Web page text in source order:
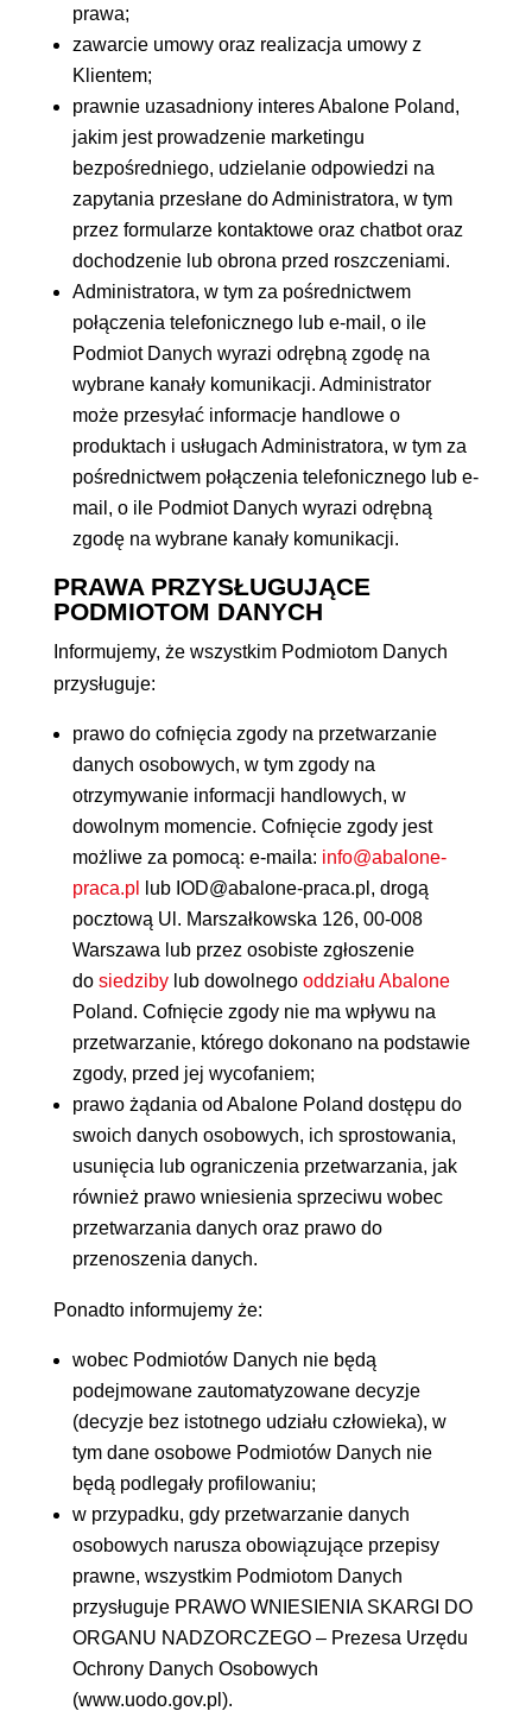
prawa;
zawarcie umowy oraz realizacja umowy z
Klientem;
prawnie uzasadniony interes Abalone Poland,
jakim jest prowadzenie marketingu
bezpośredniego, udzielanie odpowiedzi na
zapytania przesłane do Administratora, w tym
przez formularze kontaktowe oraz chatbot oraz
dochodzenie lub obrona przed roszczeniami.
Administratora, w tym za pośrednictwem
połączenia telefonicznego lub e-mail, o ile
Podmiot Danych wyrazi odrębną zgodę na
wybrane kanały komunikacji. Administrator
może przesyłać informacje handlowe o
produktach i usługach Administratora, w tym za
pośrednictwem połączenia telefonicznego lub e-
mail, o ile Podmiot Danych wyrazi odrębną
zgodę na wybrane kanały komunikacji.
PRAWA PRZYSŁUGUJĄCE
PODMIOTOM DANYCH
Informujemy, że wszystkim Podmiotom Danych
przysługuje:
prawo do cofnięcia zgody na przetwarzanie
danych osobowych, w tym zgody na
otrzymywanie informacji handlowych, w
dowolnym momencie. Cofnięcie zgody jest
możliwe za pomocą: e-maila: info@abalone-
praca.pl
lub IOD@abalone-praca.pl , drogą
pocztową Ul. Marszałkowska 126, 00-008
Warszawa lub przez osobiste zgłoszenie
do siedzibylub dowolnego oddziału Abalone
Poland. Cofnięcie zgody nie ma wpływu na
przetwarzanie, którego dokonano na podstawie
zgody, przed jej wycofaniem;
prawo żądania od Abalone Poland dostępu do
swoich danych osobowych, ich sprostowania,
usunięcia lub ograniczenia przetwarzania, jak
również prawo wniesienia sprzeciwu wobec
przetwarzania danych oraz prawo do
przenoszenia danych.
Ponadto informujemy że:
wobec Podmiotów Danych nie będą
podejmowane zautomatyzowane decyzje
(decyzje bez istotnego udziału człowieka), w
tym dane osobowe Podmiotów Danych nie
będą podlegały profilowaniu;
w przypadku, gdy przetwarzanie danych
osobowych narusza obowiązujące przepisy
prawne, wszystkim Podmiotom Danych
przysługuje PRAWO WNIESIENIA SKARGI DO
ORGANU NADZORCZEGO – Prezesa Urzędu
Ochrony Danych Osobowych
(www.uodo.gov.pl).